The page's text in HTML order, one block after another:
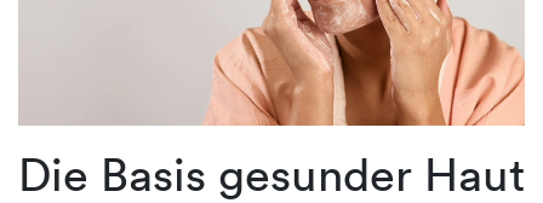
Die Basis gesunder Haut